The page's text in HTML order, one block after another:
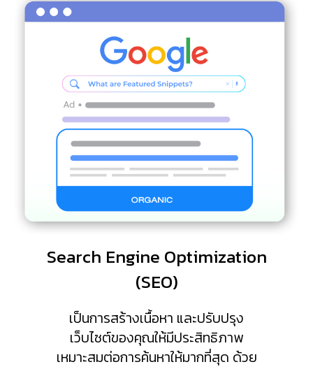
Search Engine Optimization
(SEO)
เป็นการสร้างเนื้อหา และปรับปรุง
เว็บไซต์ของคุณให้มีประสิทธิภาพ
เหมาะสมต่อการค้นหาให้มากที่สุด ด้วย